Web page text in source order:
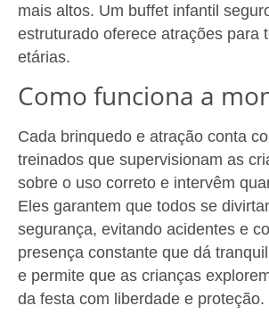
mais altos. Um buffet infantil
estruturado oferece atrações para
etárias.
Como funciona a
Cada brinquedo e atração conta
treinados que supervisionam as
sobre o uso correto e intervêm
Eles garantem que todos se
segurança, evitando acidentes e
presença constante que dá
e permite que as crianças
da festa com liberdade e proteção.